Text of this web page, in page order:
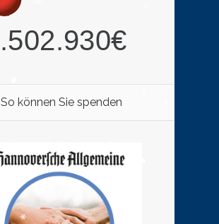
So können Sie spenden